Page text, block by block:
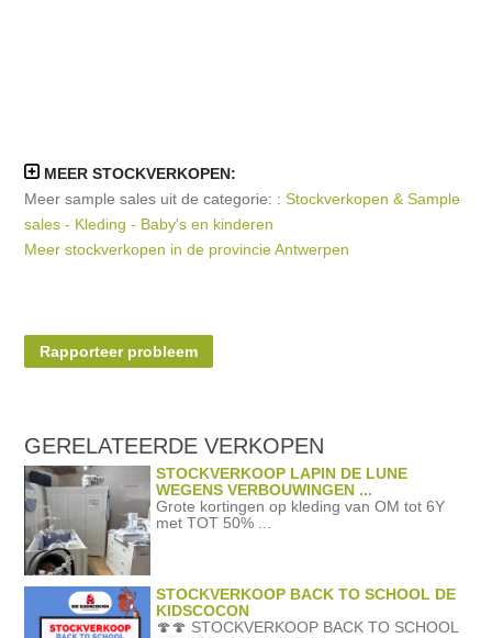
MEER STOCKVERKOPEN:
Meer sample sales uit de categorie: :Stockverkopen & Sample
sales - Kleding - Baby's en kinderen
Meer stockverkopen in de provincie Antwerpen
Rapporteer probleem
GERELATEERDEVERKOPEN
STOCKVERKOOP LAPIN DE LUNE
WEGENS VERBOUWINGEN ...
Grote kortingen op kleding van OM tot 6Y
met TOT 50% ...
STOCKVERKOOP BACK TO SCHOOL DE
KIDSCOCON
🍄🍄 STOCKVERKOOP BACK TO SCHOOL